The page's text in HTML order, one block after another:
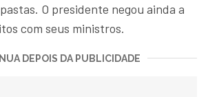
O presidente negou ainda a
com seus ministros.
DEPOIS DA PUBLICIDADE